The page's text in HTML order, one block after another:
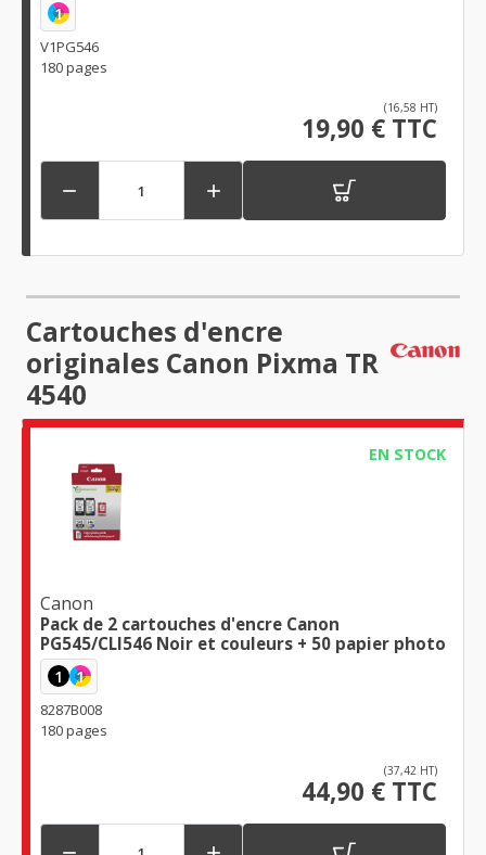
1
V1PG546
180 pages
(16,58 HT)
19,90 € TTC
 
Cartouches d'encre
originales Canon Pixma TR
4540
EN STOCK
Canon
Pack de 2 cartouches d'encre Canon
PG545/CLI546 Noir et couleurs + 50 papier photo
1 1
8287B008
180 pages
(37,42 HT)
44,90 € TTC